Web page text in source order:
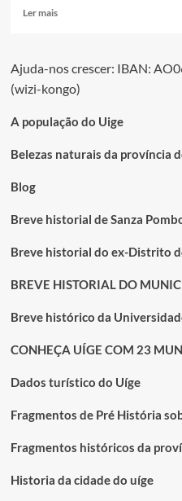
Ler maisLeia
Seminário
Internacional
Comunidades
Bantu
Ajuda-nos crescer: IBAN:
(wizi-kongo)
A população do Uige
Belezas naturais da província
Blog
Breve historial de Sanza
Breve historial do ex-Distrito
BREVE HISTORIAL DO
Breve histórico da
CONHEÇA UÍGE COM 23
Dados turístico do Uíge
Fragmentos de Pré História
Fragmentos históricos da
Historia da cidade do uíge